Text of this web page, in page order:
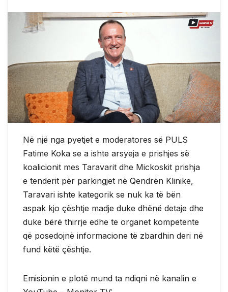
Në një nga pyetjet e moderatores së PULS
Fatime Koka se a ishte arsyeja e prishjes së
koalicionit mes Taravarit dhe Mickoskit prishja
e tenderit për parkingjet në Qendrën Klinike,
Taravari ishte kategorik se nuk ka të bën
aspak kjo çështje madje duke dhënë detaje dhe
duke bërë thirrje edhe te organet kompetente
që posedojnë informacione të zbardhin deri në
fund këtë çështje.
Emisionin e plotë mund ta ndiqni në kanalin e